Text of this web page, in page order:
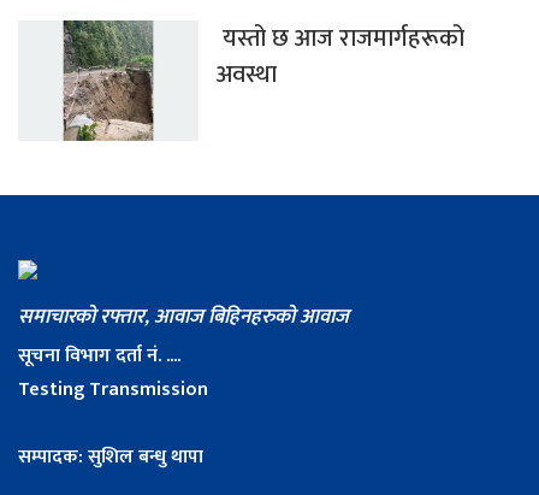
यस्तो छ आज राजमार्गहरूको
अवस्था
समाचारको रफ्तार, आवाज बिहिनहरुको आवाज
सूचना विभाग दर्ता नं. ....
Testing Transmission
सम्पादक: सुशिल बन्धु थापा